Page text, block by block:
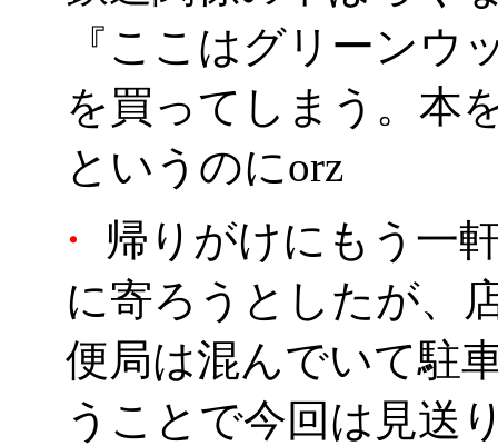
『ここはグリーンウ
を買ってしまう。本
というのにorz
・
帰りがけにもう一
に寄ろうとしたが、
便局は混んでいて駐
うことで今回は見送